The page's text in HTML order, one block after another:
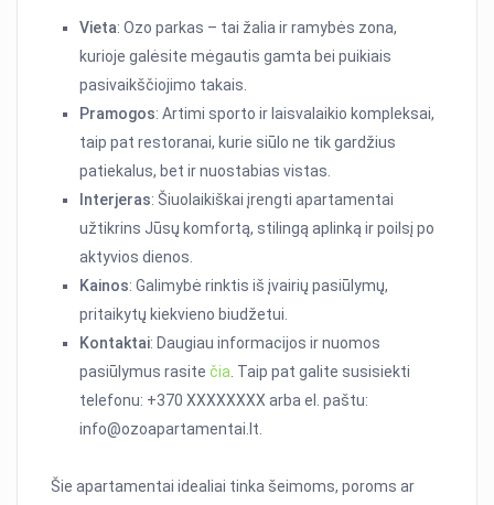
Vieta: Ozo parkas – tai žalia ir ramybės zona,
kurioje galėsite mėgautis gamta bei puikiais
pasivaikščiojimo takais.
Pramogos: Artimi sporto ir laisvalaikio kompleksai,
taip pat restoranai, kurie siūlo ne tik gardžius
patiekalus, bet ir nuostabias vistas.
Interjeras: Šiuolaikiškai įrengti apartamentai
užtikrins Jūsų komfortą, stilingą aplinką ir poilsį po
aktyvios dienos.
Kainos: Galimybė rinktis iš įvairių pasiūlymų,
pritaikytų kiekvieno biudžetui.
Kontaktai: Daugiau informacijos ir nuomos
pasiūlymus rasitečia . Taip pat galite susisiekti
telefonu: +370 XXXXXXXX arba el. paštu:
info@ozoapartamentai.lt.
Šie apartamentai idealiai tinka šeimoms, poroms ar